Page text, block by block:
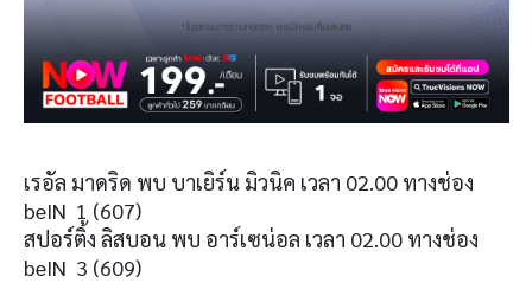
เรอัล มาดริด พบ บาเยิร์น มิวนิค เวลา 02.00 ทางช่อง
beIN 1 (607)
สปอร์ติ้ง ลิสบอน พบ อาร์เซน่อล เวลา 02.00 ทางช่อง
beIN 3 (609)